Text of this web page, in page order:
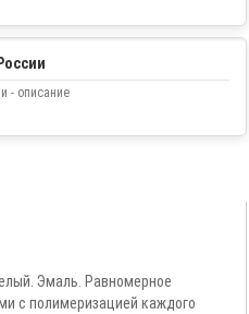
- описание
Эмаль. Равномерное
с полимеризацией каждого